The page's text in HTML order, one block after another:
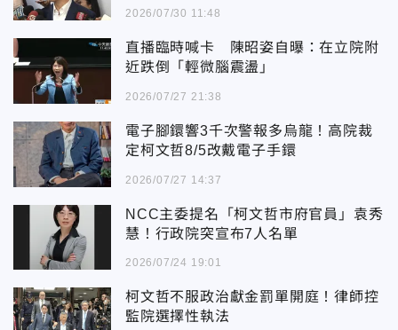
2026/07/30 11:48
直播臨時喊卡 陳昭姿自曝：在立院附
近跌倒「輕微腦震盪」
2026/07/27 21:38
電子腳鐶響3千次警報多烏龍！高院裁
定柯文哲8/5改戴電子手鐶
2026/07/27 14:37
NCC主委提名「柯文哲市府官員」袁秀
慧！行政院突宣布7人名單
2026/07/24 19:01
柯文哲不服政治獻金罰單開庭！律師控
監院選擇性執法